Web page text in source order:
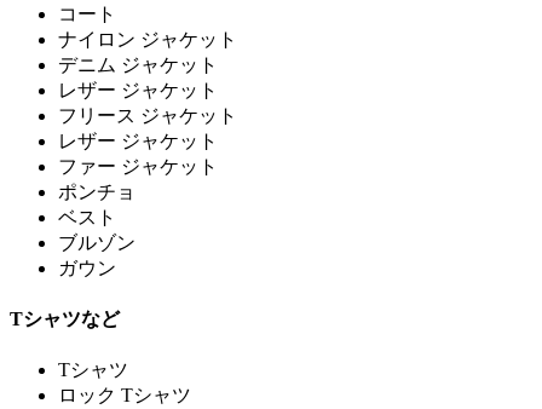
コート
ナイロン ジャケット
デニム ジャケット
レザー ジャケット
フリース ジャケット
レザー ジャケット
ファー ジャケット
ポンチョ
ベスト
ブルゾン
ガウン
Tシャツなど
Tシャツ
ロック Tシャツ